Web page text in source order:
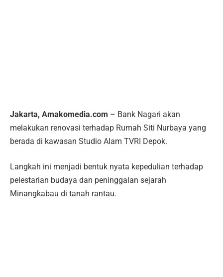
Jakarta, Amakomedia.com – Bank Nagari akan
melakukan renovasi terhadap Rumah Siti Nurbaya yang
berada di kawasan Studio Alam TVRI Depok.
Langkah ini menjadi bentuk nyata kepedulian terhadap
pelestarian budaya dan peninggalan sejarah
Minangkabau di tanah rantau.